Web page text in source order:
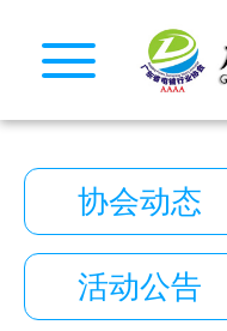
协会动态
活动公告
CopyRight ©
一键拨号
CopyRight 2026
10222390号
技术支持:艾迪品牌